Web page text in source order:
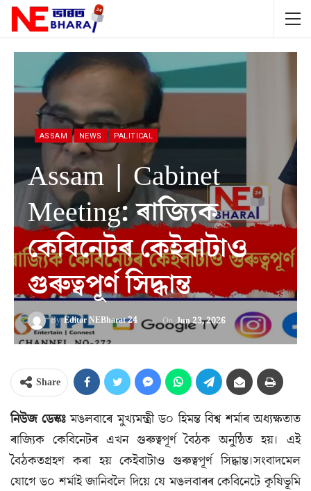
ASSAM NEWS PALITICAL
Assam | Cabinet
Meeting: ৰাজ্যিক
কেবিনেটৰ কেইবাটাও
গুৰুত্বপূৰ্ণ সিদ্ধান্ত
ByEditor NEBharat 24 On Jun 23, 2026
Share
নিউজ ডেস্কঃমঙলবাৰে মুখ্যমন্ত্ৰী ড০ হিমন্ত বিশ্ব শৰ্মাৰ অধ্যক্ষতাত
ৰাজ্যিক কেবিনেটৰ এখন গুৰুত্বপূৰ্ণ বৈঠক অনুষ্ঠিত হয়। এই
বৈঠকতগ্ৰহণ কৰা হয় কেইবাটাও গুৰুত্বপূৰ্ণ সিদ্ধান্ত।সংবাদমেল
যোগে ড০ শৰ্মাই জানিবলৈ দিয়ে যে মঙলবাৰৰ কেবিনেটে কৃষিভূমি